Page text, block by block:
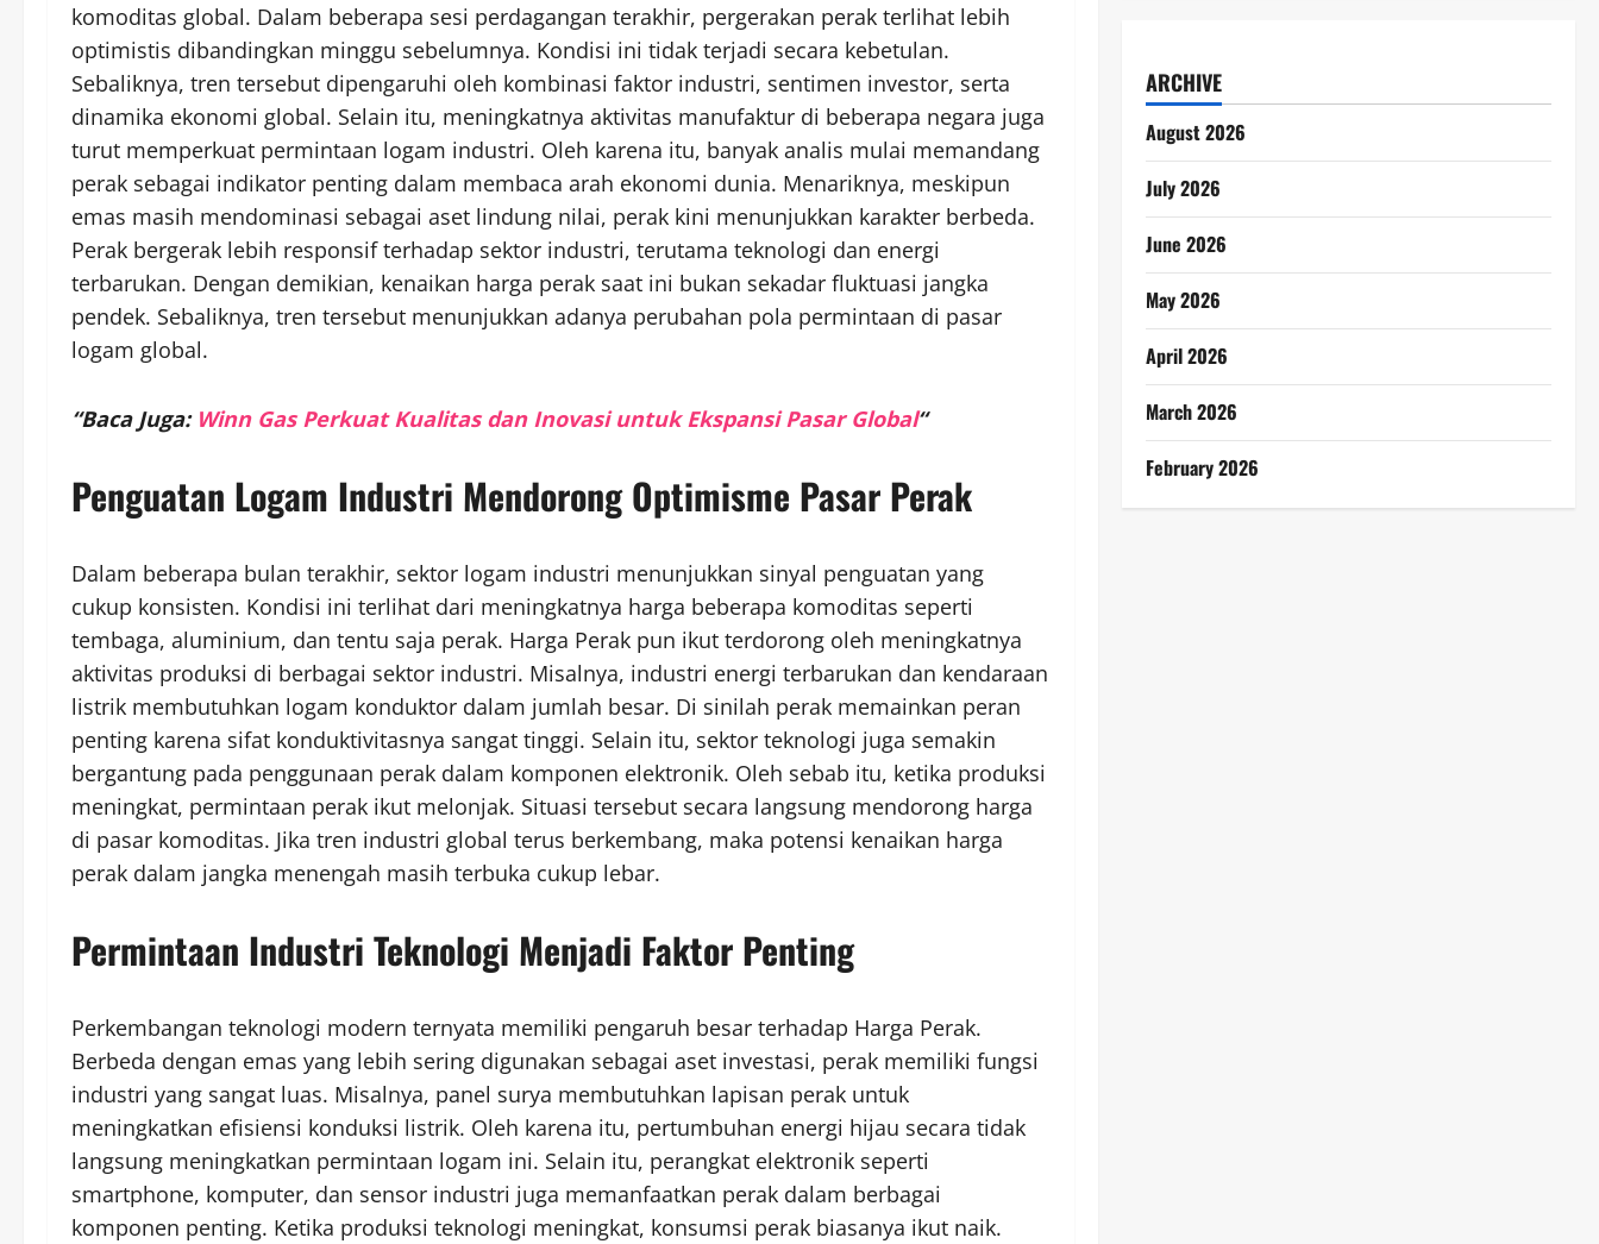
komoditas global. Dalam beberapa sesi perdagangan terakhir, pergerakan perak terlihat lebih
optimistis dibandingkan minggu sebelumnya. Kondisi ini tidak terjadi secara kebetulan.
Sebaliknya, tren tersebut dipengaruhi oleh kombinasi faktor industri, sentimen investor, serta
dinamika ekonomi global. Selain itu, meningkatnya aktivitas manufaktur di beberapa negara juga
turut memperkuat permintaan logam industri. Oleh karena itu, banyak analis mulai memandang
perak sebagai indikator penting dalam membaca arah ekonomi dunia. Menariknya, meskipun
emas masih mendominasi sebagai aset lindung nilai, perak kini menunjukkan karakter berbeda.
Perak bergerak lebih responsif terhadap sektor industri, terutama teknologi dan energi
terbarukan. Dengan demikian, kenaikan harga perak saat ini bukan sekadar fluktuasi jangka
pendek. Sebaliknya, tren tersebut menunjukkan adanya perubahan pola permintaan di pasar
logam global.
“Baca Juga: Winn Gas Perkuat Kualitas dan Inovasi untuk Ekspansi Pasar Global“
Penguatan Logam Industri Mendorong Optimisme Pasar Perak
Dalam beberapa bulan terakhir, sektor logam industri menunjukkan sinyal penguatan yang
cukup konsisten. Kondisi ini terlihat dari meningkatnya harga beberapa komoditas seperti
tembaga, aluminium, dan tentu saja perak. Harga Perak pun ikut terdorong oleh meningkatnya
aktivitas produksi di berbagai sektor industri. Misalnya, industri energi terbarukan dan kendaraan
listrik membutuhkan logam konduktor dalam jumlah besar. Di sinilah perak memainkan peran
penting karena sifat konduktivitasnya sangat tinggi. Selain itu, sektor teknologi juga semakin
bergantung pada penggunaan perak dalam komponen elektronik. Oleh sebab itu, ketika produksi
meningkat, permintaan perak ikut melonjak. Situasi tersebut secara langsung mendorong harga
di pasar komoditas. Jika tren industri global terus berkembang, maka potensi kenaikan harga
perak dalam jangka menengah masih terbuka cukup lebar.
Permintaan Industri Teknologi Menjadi Faktor Penting
Perkembangan teknologi modern ternyata memiliki pengaruh besar terhadap Harga Perak.
Berbeda dengan emas yang lebih sering digunakan sebagai aset investasi, perak memiliki fungsi
industri yang sangat luas. Misalnya, panel surya membutuhkan lapisan perak untuk
meningkatkan efisiensi konduksi listrik. Oleh karena itu, pertumbuhan energi hijau secara tidak
langsung meningkatkan permintaan logam ini. Selain itu, perangkat elektronik seperti
smartphone, komputer, dan sensor industri juga memanfaatkan perak dalam berbagai
komponen penting. Ketika produksi teknologi meningkat, konsumsi perak biasanya ikut naik.
ARCHIVE
August 2026
July 2026
June 2026
May 2026
April 2026
March 2026
February 2026